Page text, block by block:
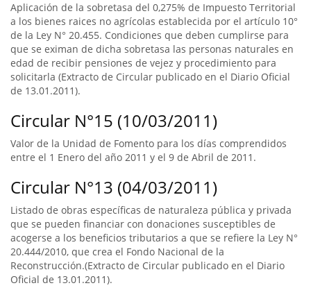
Aplicación de la sobretasa del 0,275% de Impuesto Territorial
a los bienes raices no agrícolas establecida por el artículo 10°
de la Ley N° 20.455. Condiciones que deben cumplirse para
que se eximan de dicha sobretasa las personas naturales en
edad de recibir pensiones de vejez y procedimiento para
solicitarla (Extracto de Circular publicado en el Diario Oficial
de 13.01.2011).
Circular N°15 (10/03/2011)
Valor de la Unidad de Fomento para los días comprendidos
entre el 1 Enero del año 2011 y el 9 de Abril de 2011.
Circular N°13 (04/03/2011)
Listado de obras específicas de naturaleza pública y privada
que se pueden financiar con donaciones susceptibles de
acogerse a los beneficios tributarios a que se refiere la Ley N°
20.444/2010, que crea el Fondo Nacional de la
Reconstrucción.(Extracto de Circular publicado en el Diario
Oficial de 13.01.2011).